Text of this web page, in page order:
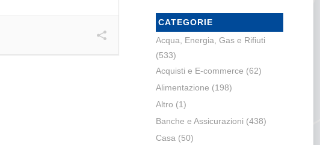
CATEGORIE
Acqua, Energia, Gas e Rifiuti
(533)
Acquisti e E-commerce (62)
Alimentazione (198)
Altro (1)
Banche e Assicurazioni (438)
Casa (50)